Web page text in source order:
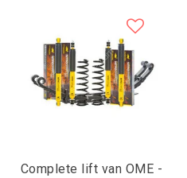
Complete lift van OME -